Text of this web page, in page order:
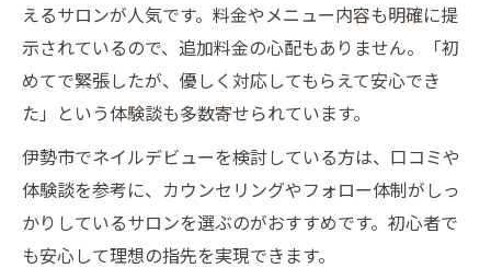
えるサロンが人気です。料金やメニュー内容も明確に提
示されているので、追加料金の心配もありません。「初
めてで緊張したが、優しく対応してもらえて安心でき
た」という体験談も多数寄せられています。
伊勢市でネイルデビューを検討している方は、口コミや
体験談を参考に、カウンセリングやフォロー体制がしっ
かりしているサロンを選ぶのがおすすめです。初心者で
も安心して理想の指先を実現できます。